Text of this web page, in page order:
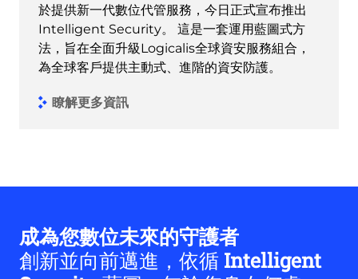
於提供新一代數位代管服務，今日正式宣布推出
Intelligent Security。 這是一套運用藍圖式方
法，旨在全面升級Logicalis全球資安服務組合，
為全球客戶提供主動式、進階的資安防護。
瞭解更多資訊
成為您數位未來的守護者
創新並向前邁進，依循 Intelligent